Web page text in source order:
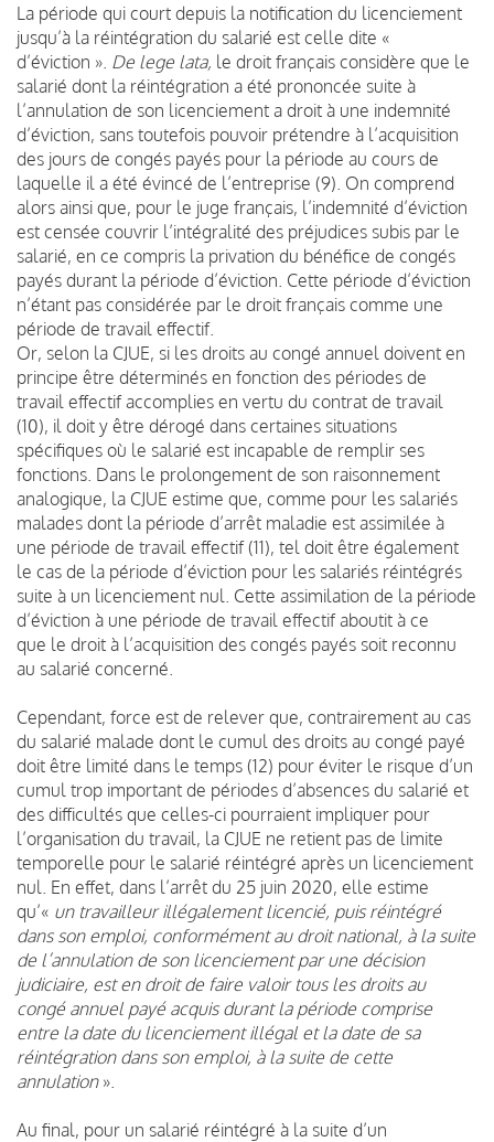
La période qui court depuis la notification du licenciement
jusqu’à la réintégration du salarié est celle dite «
d’éviction ». De lege lata, le droit français considère que le
salarié dont la réintégration a été prononcée suite à
l’annulation de son licenciement a droit à une indemnité
d’éviction, sans toutefois pouvoir prétendre à l’acquisition
des jours de congés payés pour la période au cours de
laquelle il a été évincé de l’entreprise (9). On comprend
alors ainsi que, pour le juge français, l’indemnité d’éviction
est censée couvrir l’intégralité des préjudices subis par le
salarié, en ce compris la privation du bénéfice de congés
payés durant la période d’éviction. Cette période d’éviction
n’étant pas considérée par le droit français comme une
période de travail effectif.
Or, selon la CJUE, si les droits au congé annuel doivent en
principe être déterminés en fonction des périodes de
travail effectif accomplies en vertu du contrat de travail
(10), il doit y être dérogé dans certaines situations
spécifiques où le salarié est incapable de remplir ses
fonctions. Dans le prolongement de son raisonnement
analogique, la CJUE estime que, comme pour les salariés
malades dont la période d’arrêt maladie est assimilée à
une période de travail effectif (11), tel doit être également
le cas de la période d’éviction pour les salariés réintégrés
suite à un licenciement nul. Cette assimilation de la période
d’éviction à une période de travail effectif aboutit à ce
que le droit à l’acquisition des congés payés soit reconnu
au salarié concerné.
Cependant, force est de relever que, contrairement au cas
du salarié malade dont le cumul des droits au congé payé
doit être limité dans le temps (12) pour éviter le risque d’un
cumul trop important de périodes d’absences du salarié et
des difficultés que celles-ci pourraient impliquer pour
l’organisation du travail, la CJUE ne retient pas de limite
temporelle pour le salarié réintégré après un licenciement
nul. En effet, dans l’arrêt du 25 juin 2020, elle estime
qu’« un travailleur illégalement licencié, puis réintégré
dans son emploi, conformément au droit national, à la suite
de l’annulation de son licenciement par une décision
judiciaire, est en droit de faire valoir tous les droits au
congé annuel payé acquis durant la période comprise
entre la date du licenciement illégal et la date de sa
réintégration dans son emploi, à la suite de cette
annulation ».
Au final, pour un salarié réintégré à la suite d’un